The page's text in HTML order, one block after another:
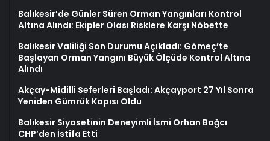
Balıkesir’de Günler Süren Orman Yangınları Kontrol
Altına Alındı: Ekipler Olası Risklere Karşı Nöbette
Balıkesir Valiliği Son Durumu Açıkladı: Gömeç’te
Başlayan Orman Yangını Büyük Ölçüde Kontrol Altına
Alındı
Akçay-Midilli Seferleri Başladı: Akçayport 27 Yıl Sonra
Yeniden Gümrük Kapısı Oldu
Balıkesir Siyasetinin Deneyimli İsmi Orhan Bağcı
CHP’den İstifa Etti